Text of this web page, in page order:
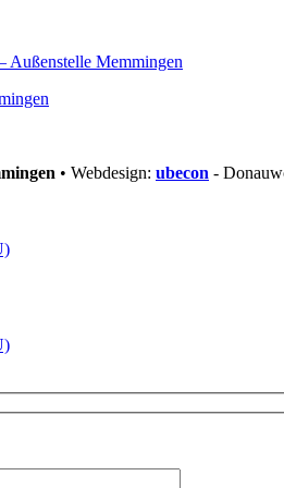
Außenstelle Memmingen
• Webdesign: ubecon -